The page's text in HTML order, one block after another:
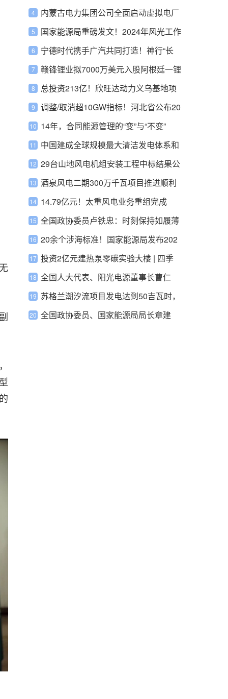
内蒙古电力集团公司全面启动虚拟电厂
建设
国家能源局重磅发文！2024年风光工作
定了
宁德时代携手广汽共同打造！神行“长
寿命版”超充电池将于明年6月上市
赣锋锂业拟7000万美元入股阿根廷一锂
盐公司
总投资213亿！欣旺达动力义乌基地项
目投产
调整/取消超10GW指标！河北省公布20
23年底已到期风光项目处置意见
14年，合同能源管理的“变”与“不变”
中国建成全球规模最大清洁发电体系和
碳市场
29台山地风电机组安装工程中标结果公
布！
酒泉风电二期300万千瓦项目推进顺利
14.79亿元！太重风电业务重组完成
全国政协委员卢铁忠：时刻保持如履薄
冰的心态守护核电安全
20余个涉海标准！国家能源局发布202
3年能源领域行业标准制定计划
投资2亿元建热泵零碳实验大楼 | 四季
沐歌领跑空气能热泵行业发展决心傲然
显现
全国人大代表、阳光电源董事长曹仁
贤：稳定可再生能源发电电价 加快绿电
绿证交易市场建设
苏格兰潮汐流项目发电达到50吉瓦时，
创世界之最
全国政协委员、国家能源局局长章建